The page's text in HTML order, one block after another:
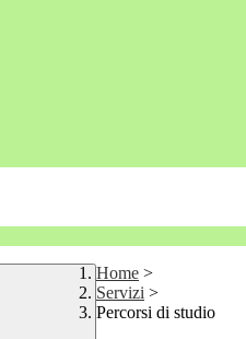
Home >
Servizi >
Percorsi di studio